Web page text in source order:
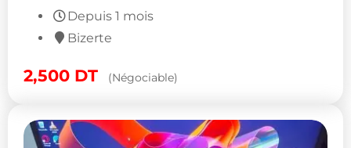
Depuis 1 mois
Bizerte
2,500 DT (Négociable)